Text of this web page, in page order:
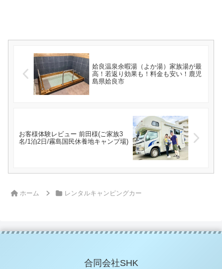
姶良温泉余暇湯（よか湯）家族湯が最
高！若返り効果も！料金も安い！鹿児
島県姶良市
お客様体験レビュー 前田様(ご家族3
名/1泊2日/霧島国民休養地キャンプ場)
ホーム レンタルキャンピングカー
合同会社SHK